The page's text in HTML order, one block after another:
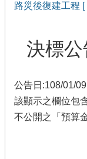
路災後復建工程 [
決標公
公告日:108/01/09
該顯示之欄位包
不公開之「預算